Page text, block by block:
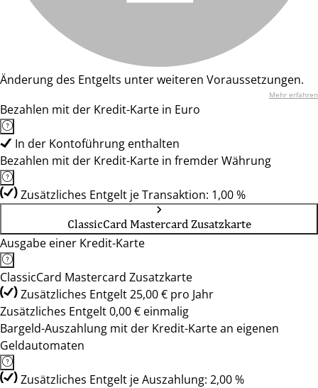
Änderung des Entgelts unter weiteren Voraussetzungen.
Mehr erfahren
Bezahlen mit der Kredit-Karte in Euro
In der Kontoführung enthalten
Bezahlen mit der Kredit-Karte in fremder Währung
Zusätzliches Entgelt je Transaktion: 1,00 %
ClassicCard Mastercard Zusatzkarte
Ausgabe einer Kredit-Karte
ClassicCard Mastercard Zusatzkarte
Zusätzliches Entgelt 25,00 € pro Jahr
Zusätzliches Entgelt 0,00 € einmalig
Bargeld-Auszahlung mit der Kredit-Karte an eigenen
Geldautomaten
Zusätzliches Entgelt je Auszahlung: 2,00 %